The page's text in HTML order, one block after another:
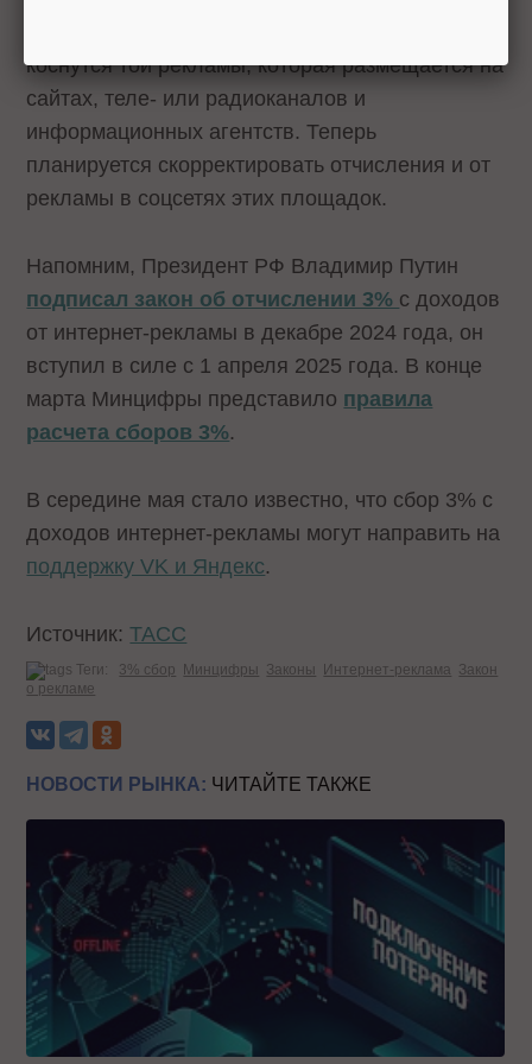
коснутся той рекламы, которая размещается на
сайтах, теле- или радиоканалов и
информационных агентств. Теперь
планируется скорректировать отчисления и от
рекламы в соцсетях этих площадок.
Напомним, Президент РФ Владимир Путин
подписал закон об отчислении 3% с доходов
от интернет-рекламы в декабре 2024 года, он
вступил в силе с 1 апреля 2025 года. В конце
марта Минцифры представило правила
расчета сборов 3%.
В середине мая стало известно, что сбор 3% с
доходов интернет-рекламы могут направить на
поддержку VK и Яндекс.
Источник:ТАСС
Теги: 3% сбор Минцифры Законы Интернет-реклама Закон
о рекламе
НОВОСТИ РЫНКА: ЧИТАЙТЕ ТАКЖЕ